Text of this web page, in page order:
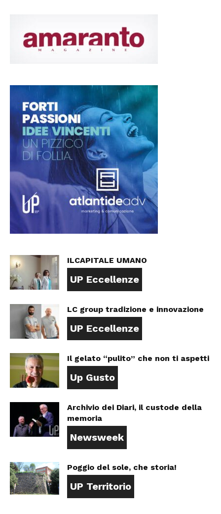
ILCAPITALE UMANO
UP Eccellenze
LC group tradizione e innovazione
UP Eccellenze
Il gelato “pulito” che non ti aspetti
Up Gusto
Archivio dei Diari, il custode della
memoria
Newsweek
Poggio del sole, che storia!
UP Territorio